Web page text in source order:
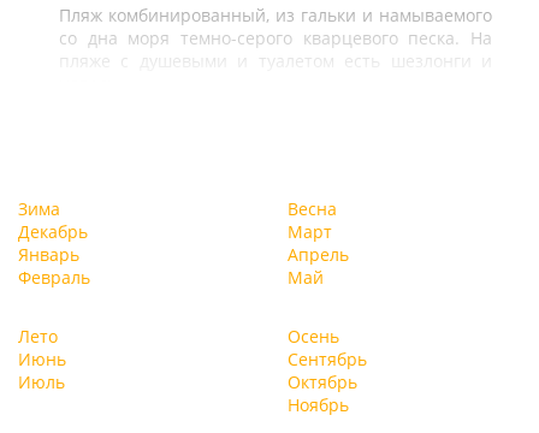
Пляж комбинированный, из гальки и намываемого
со дна моря темно-серого кварцевого песка. На
пляже с душевыми и туалетом есть шезлонги и
Зима
Декабрь
Январь
Февраль
Весна
Март
Апрель
Май
Лето
Июнь
Июль
Осень
Сентябрь
Октябрь
Ноябрь